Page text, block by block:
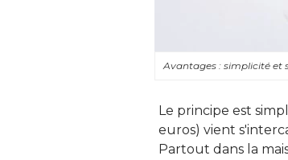
Avantages : simplicité et
Le principe est
euros) vient
Partout dans la